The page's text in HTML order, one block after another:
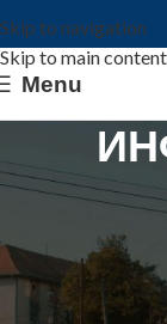
Skip to navigation
Skip to main content
Menu